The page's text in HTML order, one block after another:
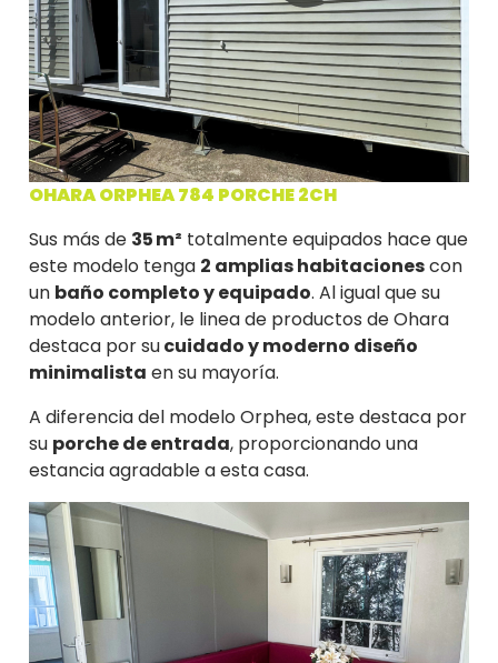
OHARA ORPHEA 784 PORCHE 2CH
Sus más de 35 m² totalmente equipados hace que
este modelo tenga 2 amplias habitacionescon
un baño completo y equipado. Al igual que su
modelo anterior, le linea de productos de Ohara
destaca por sucuidado y moderno diseño
minimalista en su mayoría.
A diferencia del modelo Orphea, este destaca por
su porche de entrada, proporcionando una
estancia agradable a esta casa.